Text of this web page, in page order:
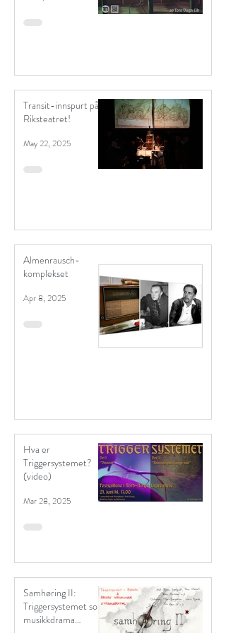
Transit-innspurt på
Riksteatret!
May 22, 2025
Almenrausch-
komplekset
Apr 8, 2025
Hva er
Triggersystemet?
(video)
Mar 28, 2025
Samhøring II:
Triggersystemet som
musikkdrama